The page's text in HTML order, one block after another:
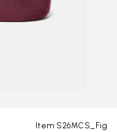
Item S26MCS_Fig